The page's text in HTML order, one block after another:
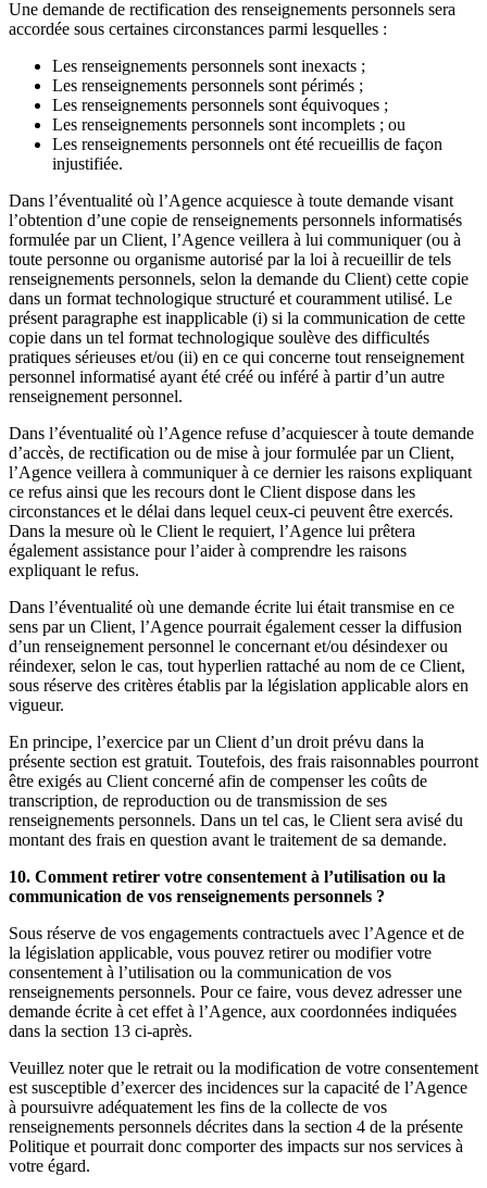
Une demande de rectification des renseignements personnels sera
accordée sous certaines circonstances parmi lesquelles :
Les renseignements personnels sont inexacts ;
Les renseignements personnels sont périmés ;
Les renseignements personnels sont équivoques ;
Les renseignements personnels sont incomplets ; ou
Les renseignements personnels ont été recueillis de façon
injustifiée.
Dans l’éventualité où l’Agence acquiesce à toute demande visant
l’obtention d’une copie de renseignements personnels informatisés
formulée par un Client, l’Agence veillera à lui communiquer (ou à
toute personne ou organisme autorisé par la loi à recueillir de tels
renseignements personnels, selon la demande du Client) cette copie
dans un format technologique structuré et couramment utilisé. Le
présent paragraphe est inapplicable (i) si la communication de cette
copie dans un tel format technologique soulève des difficultés
pratiques sérieuses et/ou (ii) en ce qui concerne tout renseignement
personnel informatisé ayant été créé ou inféré à partir d’un autre
renseignement personnel.
Dans l’éventualité où l’Agence refuse d’acquiescer à toute demande
d’accès, de rectification ou de mise à jour formulée par un Client,
l’Agence veillera à communiquer à ce dernier les raisons expliquant
ce refus ainsi que les recours dont le Client dispose dans les
circonstances et le délai dans lequel ceux-ci peuvent être exercés.
Dans la mesure où le Client le requiert, l’Agence lui prêtera
également assistance pour l’aider à comprendre les raisons
expliquant le refus.
Dans l’éventualité où une demande écrite lui était transmise en ce
sens par un Client, l’Agence pourrait également cesser la diffusion
d’un renseignement personnel le concernant et/ou désindexer ou
réindexer, selon le cas, tout hyperlien rattaché au nom de ce Client,
sous réserve des critères établis par la législation applicable alors en
vigueur.
En principe, l’exercice par un Client d’un droit prévu dans la
présente section est gratuit. Toutefois, des frais raisonnables pourront
être exigés au Client concerné afin de compenser les coûts de
transcription, de reproduction ou de transmission de ses
renseignements personnels. Dans un tel cas, le Client sera avisé du
montant des frais en question avant le traitement de sa demande.
10. Comment retirer votre consentement à l’utilisation ou la
communication de vos renseignements personnels ?
Sous réserve de vos engagements contractuels avec l’Agence et de
la législation applicable, vous pouvez retirer ou modifier votre
consentement à l’utilisation ou la communication de vos
renseignements personnels. Pour ce faire, vous devez adresser une
demande écrite à cet effet à l’Agence, aux coordonnées indiquées
dans la section 13 ci-après.
Veuillez noter que le retrait ou la modification de votre consentement
est susceptible d’exercer des incidences sur la capacité de l’Agence
à poursuivre adéquatement les fins de la collecte de vos
renseignements personnels décrites dans la section 4 de la présente
Politique et pourrait donc comporter des impacts sur nos services à
votre égard.